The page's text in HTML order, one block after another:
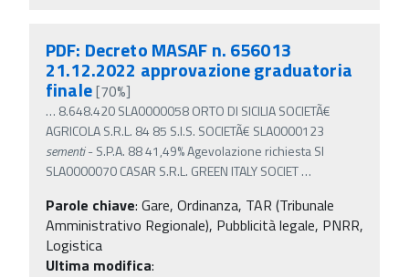
PDF: Decreto MASAF n. 656013
21.12.2022 approvazione graduatoria
finale[70%]
… 8.648.420 SLA0000058 ORTO DI SICILIA SOCIETÃ€
AGRICOLA S.R.L. 84 85 S.I.S. SOCIETÃ€ SLA0000123
sementi- S.P.A. 88 41,49% Agevolazione richiesta SI
SLA0000070 CASAR S.R.L. GREEN ITALY SOCIET…
Parole chiave: Gare, Ordinanza, TAR (Tribunale
Amministrativo Regionale), Pubblicità legale, PNRR,
Logistica
Ultima modifica: